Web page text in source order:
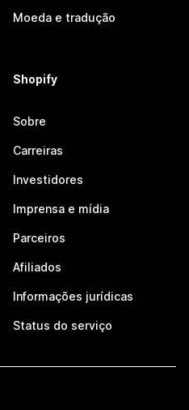
Moeda e tradução
Shopify
Sobre
Carreiras
Investidores
Imprensa e mídia
Parceiros
Afiliados
Informações jurídicas
Status do serviço